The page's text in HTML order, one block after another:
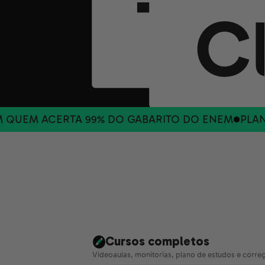
99% DO GABARITO DO ENEM PLANO DE 6
Cursos completos
Videoaulas, monitorias, plano de estudos e